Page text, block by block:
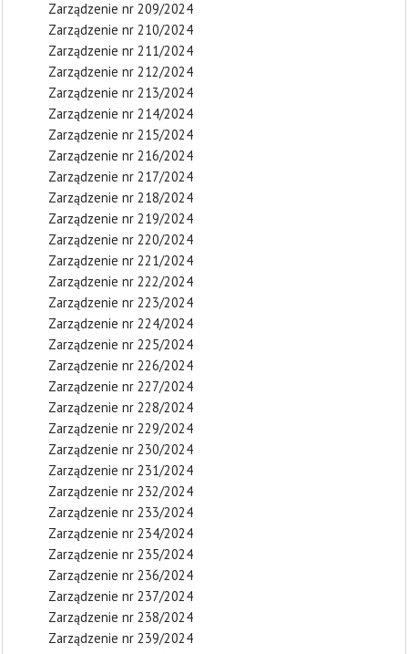
Zarządzenie nr 209/2024
Zarządzenie nr 210/2024
Zarządzenie nr 211/2024
Zarządzenie nr 212/2024
Zarządzenie nr 213/2024
Zarządzenie nr 214/2024
Zarządzenie nr 215/2024
Zarządzenie nr 216/2024
Zarządzenie nr 217/2024
Zarządzenie nr 218/2024
Zarządzenie nr 219/2024
Zarządzenie nr 220/2024
Zarządzenie nr 221/2024
Zarządzenie nr 222/2024
Zarządzenie nr 223/2024
Zarządzenie nr 224/2024
Zarządzenie nr 225/2024
Zarządzenie nr 226/2024
Zarządzenie nr 227/2024
Zarządzenie nr 228/2024
Zarządzenie nr 229/2024
Zarządzenie nr 230/2024
Zarządzenie nr 231/2024
Zarządzenie nr 232/2024
Zarządzenie nr 233/2024
Zarządzenie nr 234/2024
Zarządzenie nr 235/2024
Zarządzenie nr 236/2024
Zarządzenie nr 237/2024
Zarządzenie nr 238/2024
Zarządzenie nr 239/2024